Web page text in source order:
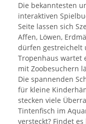
Die bekanntesten
interaktiven
Seite lassen sich
Affen, Löwen,
dürfen gestreichelt
Tropenhaus wartet
mit Zoobesuchern
Die spannenden
für kleine
stecken viele
Tintenfisch im
versteckt? Findet es